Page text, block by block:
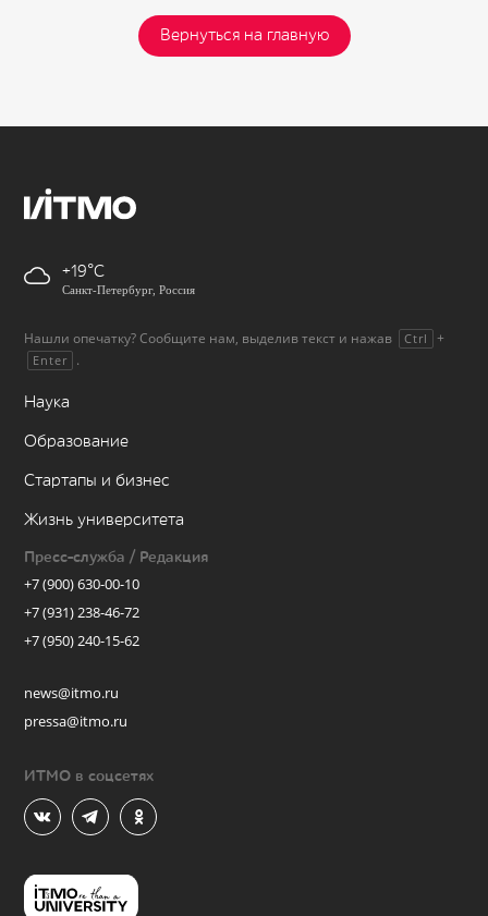
Вернуться на главную
+19
Санкт-Петербург, Россия
Нашли опечатку? Сообщите нам, выделив текст и нажав Ctrl +
Enter .
Наука
Образование
Стартапы и бизнес
Жизнь университета
Пресс-служба / Редакция
+7 (900) 630-00-10
+7 (931) 238-46-72
+7 (950) 240-15-62
news@itmo.ru
pressa@itmo.ru
ИТМО в соцсетях